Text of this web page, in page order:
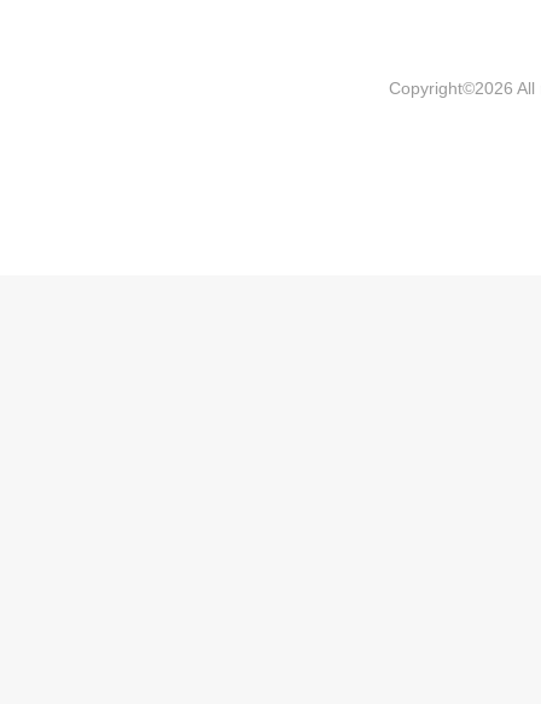
Copyright©2026